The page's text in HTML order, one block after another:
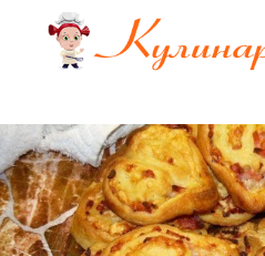
Перейти
содержимому